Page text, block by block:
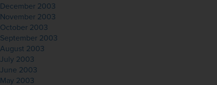
December 2003
November 2003
October 2003
September 2003
August 2003
July 2003
June 2003
May 2003